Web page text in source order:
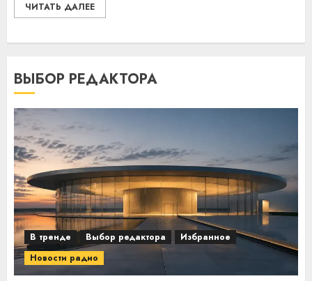
ЧИТАТЬ ДАЛЕЕ
ВЫБОР РЕДАКТОРА
В тренде Выбор редактора
Избранное
Новости радио